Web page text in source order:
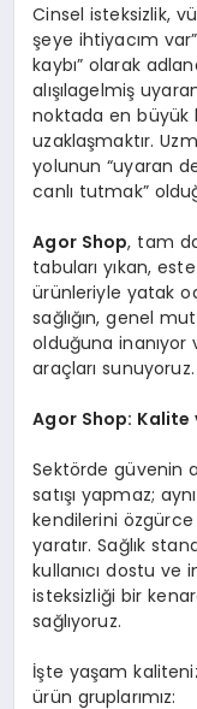
Cinsel isteksizlik,
şeye ihtiyacım
kaybı” olarak
alışılagelmiş
noktada en büyük
uzaklaşmaktır.
yolunun “uyaran
canlı tutmak”
Agor Shop, tam
tabuları yıkan,
ürünleriyle yatak
sağlığın, genel
olduğuna
araçları sunuyoruz.
Agor Shop: Kalite
Sektörde güvenin
satışı yapmaz;
kendilerini
yaratır. Sağlık
kullanıcı dostu
isteksizliği bir
sağlıyoruz.
İşte yaşam
ürün gruplarımız: